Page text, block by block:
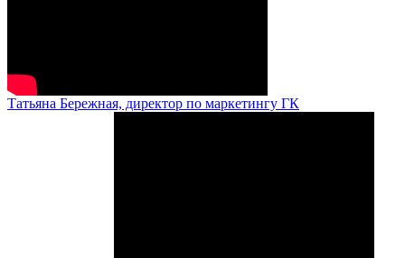
Татьяна Бережная, директор по маркетингу ГК